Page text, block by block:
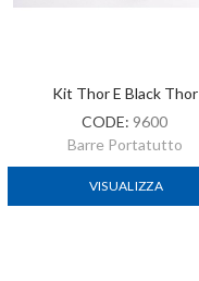
Kit Thor E Black Thor
CODE: 9600
Barre Portatutto
VISUALIZZA